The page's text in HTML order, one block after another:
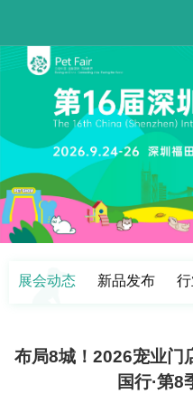
展会动态 新品发布
布局8城！2026宠业门
国行·第8